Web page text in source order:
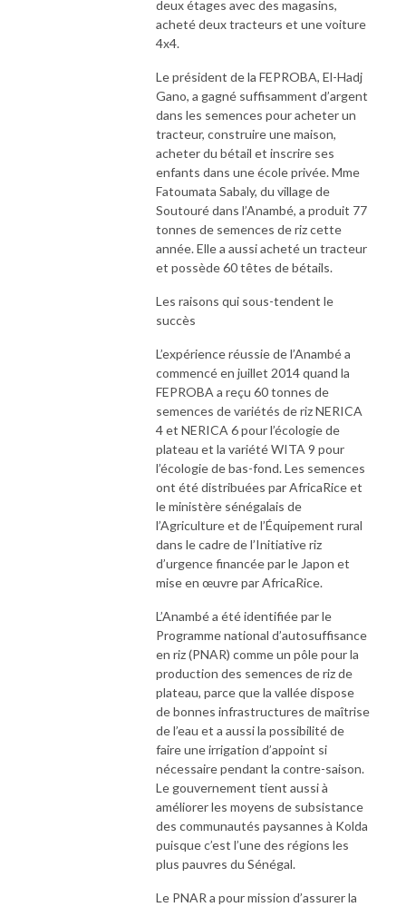
deux étages avec des magasins,
acheté deux tracteurs et une voiture
4x4.
Le président de la FEPROBA, El-Hadj
Gano, a gagné suffisamment d’argent
dans les semences pour acheter un
tracteur, construire une maison,
acheter du bétail et inscrire ses
enfants dans une école privée. Mme
Fatoumata Sabaly, du village de
Soutouré dans l’Anambé, a produit 77
tonnes de semences de riz cette
année. Elle a aussi acheté un tracteur
et possède 60 têtes de bétails.
Les raisons qui sous-tendent le
succès
L’expérience réussie de l’Anambé a
commencé en juillet 2014 quand la
FEPROBA a reçu 60 tonnes de
semences de variétés de riz NERICA
4 et NERICA 6 pour l’écologie de
plateau et la variété WITA 9 pour
l’écologie de bas-fond. Les semences
ont été distribuées par AfricaRice et
le ministère sénégalais de
l’Agriculture et de l’Équipement rural
dans le cadre de l’Initiative riz
d’urgence financée par le Japon et
mise en œuvre par AfricaRice.
L’Anambé a été identifiée par le
Programme national d’autosuffisance
en riz (PNAR) comme un pôle pour la
production des semences de riz de
plateau, parce que la vallée dispose
de bonnes infrastructures de maîtrise
de l’eau et a aussi la possibilité de
faire une irrigation d’appoint si
nécessaire pendant la contre-saison.
Le gouvernement tient aussi à
améliorer les moyens de subsistance
des communautés paysannes à Kolda
puisque c’est l’une des régions les
plus pauvres du Sénégal.
Le PNAR a pour mission d’assurer la